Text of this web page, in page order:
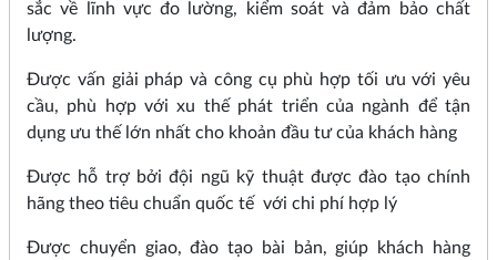
sắc về lĩnh vực đo lường, kiểm soát và đảm bảo chất
lượng.
Được vấn giải pháp và công cụ phù hợp tối ưu với yêu
cầu, phù hợp với xu thế phát triển của ngành để tận
dụng ưu thế lớn nhất cho khoản đầu tư của khách hàng
Được hỗ trợ bởi đội ngũ kỹ thuật được đào tạo chính
hãng theo tiêu chuẩn quốc tế với chi phí hợp lý
Được chuyển giao, đào tạo bài bản, giúp khách hàng